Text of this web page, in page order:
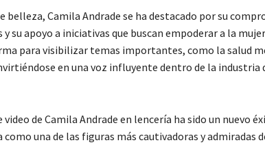
belleza, Camila Andrade se ha destacado por su
y su apoyo a iniciativas que buscan empoderar a la
para visibilizar temas importantes, como la salud
en una voz influyente dentro de la industria
de Camila Andrade en lencería ha sido un nuevo
una de las figuras más cautivadoras y admiradas